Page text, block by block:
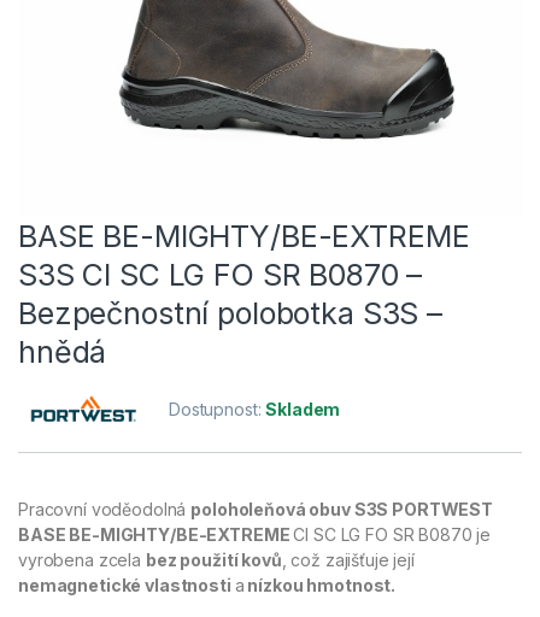
BASE BE-MIGHTY/BE-EXTREME
S3S CI SC LG FO SR B0870 –
Bezpečnostní polobotka S3S –
hnědá
Dostupnost:Skladem
Pracovní voděodolná poloholeňová obuv S3S PORTWEST
BASE BE-MIGHTY/BE-EXTREMECI SC LG FO SR B0870 je
vyrobena zcela bez použití kovů , což zajišťuje její
nemagnetické vlastnosti a nízkou hmotnost.